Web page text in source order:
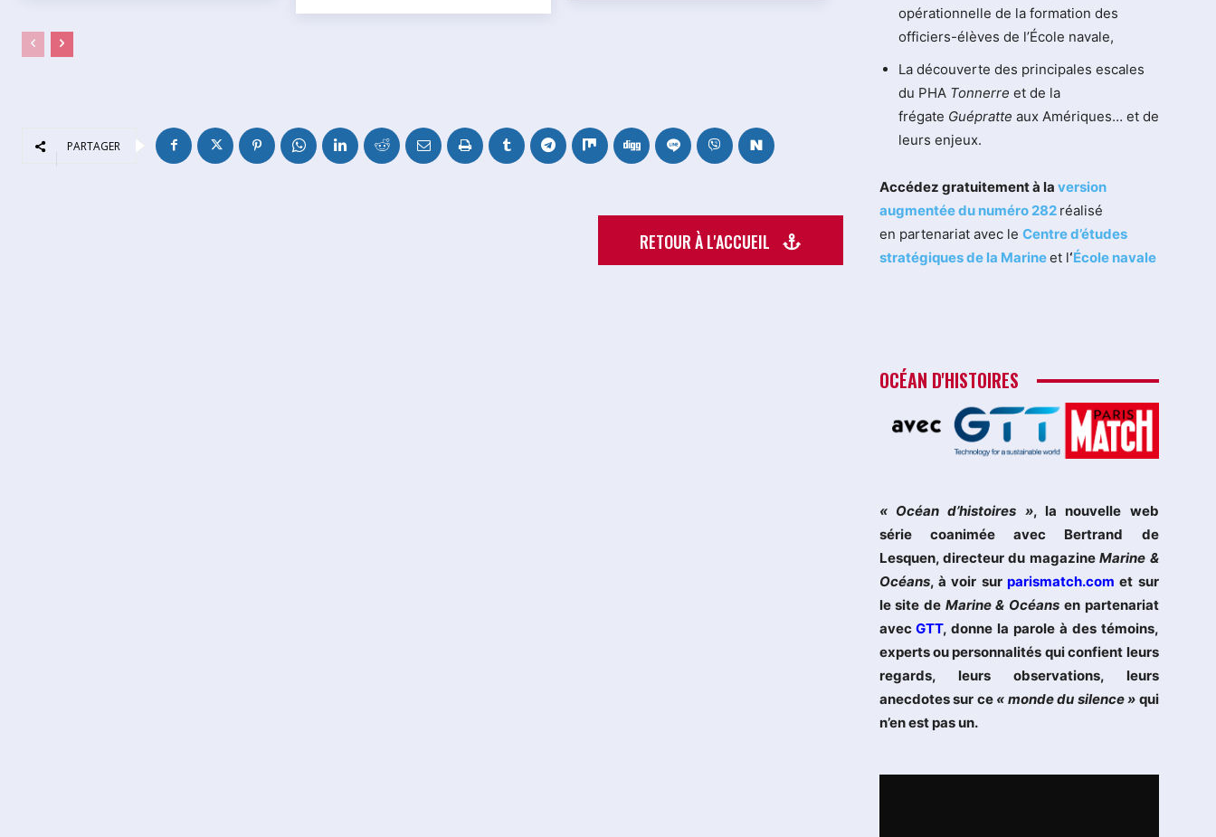
PARTAGER
RETOUR À L'ACCUEIL
opérationnelle de la formation des
officiers-élèves de l’École navale,
La découverte des principales escales
du PHA Tonnerre et de la
frégate Guépratte aux Amériques… et de
leurs enjeux.
Accédez gratuitement à la version
augmentée du numéro 282 réalisé
en partenariat avec le Centre d’études
stratégiques de la Marineet l‘École navale
OCÉAN D'HISTOIRES
« Océan d’histoires », la nouvelle web
série coanimée avec Bertrand de
Lesquen, directeur du magazineMarine &
Océans, à voir sur parismatch.com et sur
le site de Marine & Océans en partenariat
avecGTT, donne la parole à des témoins,
experts ou personnalités qui confient leurs
regards, leurs observations, leurs
anecdotes sur ce « monde du silence » qui
n’en est pas un.